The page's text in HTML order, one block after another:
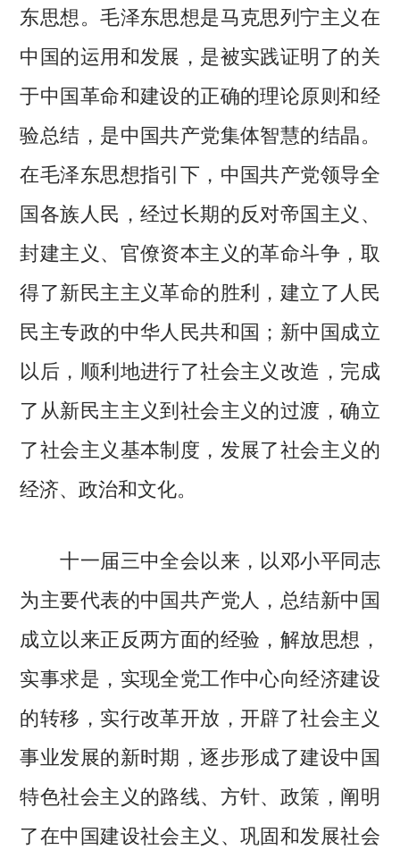
东思想。毛泽东思想是马克思列宁主义在
中国的运用和发展，是被实践证明了的关
于中国革命和建设的正确的理论原则和经
验总结，是中国共产党集体智慧的结晶。
在毛泽东思想指引下，中国共产党领导全
国各族人民，经过长期的反对帝国主义、
封建主义、官僚资本主义的革命斗争，取
得了新民主主义革命的胜利，建立了人民
民主专政的中华人民共和国；新中国成立
以后，顺利地进行了社会主义改造，完成
了从新民主主义到社会主义的过渡，确立
了社会主义基本制度，发展了社会主义的
经济、政治和文化。
十一届三中全会以来，以邓小平同志
为主要代表的中国共产党人，总结新中国
成立以来正反两方面的经验，解放思想，
实事求是，实现全党工作中心向经济建设
的转移，实行改革开放，开辟了社会主义
事业发展的新时期，逐步形成了建设中国
特色社会主义的路线、方针、政策，阐明
了在中国建设社会主义、巩固和发展社会